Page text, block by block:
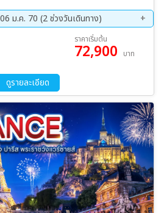
งโตหิน - สะพานไม้ชาเปล - ซุก – หอนาฬิกา
น้ำแข็งยักษ์ - เข้าถ้ำน้ำ
- Serravalle Outlet - มิลาน – มหาวิหาร
อ็มมานูเอล
ม.ค. 70 (2 ช่วงวันเดินทาง)
30 ธ.ค. 69 - 06 ม.ค. 70
ราคาเริ่มต้น
72,900 บาท
ดูรายละเอียด